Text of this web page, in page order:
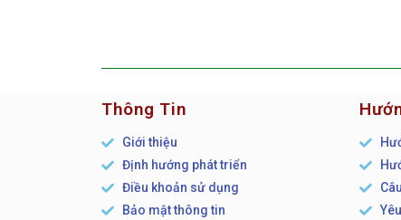
Thông Tin
Giới thiệu
Định hướng phát triển
Điều khoản sử dụng
Bảo mật thông tin